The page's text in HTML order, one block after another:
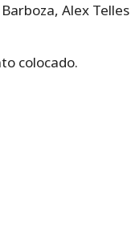
Alex
colocado.